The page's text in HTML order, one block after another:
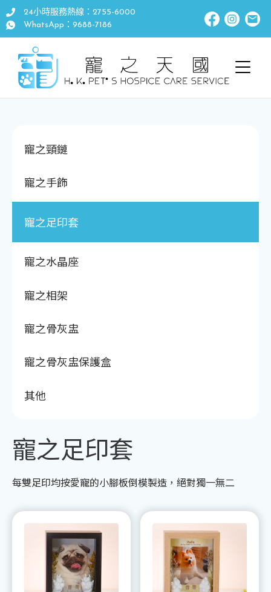
24小時服務熱線：2755-6000
WhatsApp：9688-7186
寵之足印套
每雙足印均按愛寵的小腳板倒模製造，絕對獨一無二
寵之頸鏈
寵之手飾
寵之足印套
寵之水晶座
寵之相架
寵之骨灰盅
寵之骨灰盅保護盒
其他